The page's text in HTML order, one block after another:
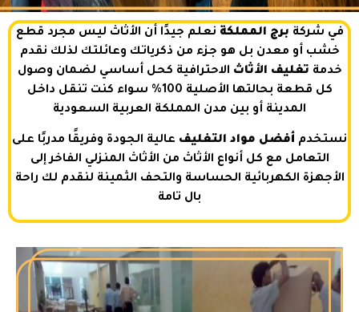
في شركة برج المملكة نعلم جيدًا أن الأثاث ليس مجرد قطع
خشب أو معدن بل هو جزء من ذكرياتك وعائلتك لذلك نقدم
خدمة تغليف الأثاث الاحترافية كحل أساسي لضمان وصول
كل قطعة بحالتها الأصلية 100% سواء كنت تنقل داخل
المدينة أو بين مدن المملكة العربية السعودية
نستخدم أفضل مواد التغليف عالية الجودة وفريقًا مدربًا على
التعامل مع كل أنواع الأثاث من الأثاث المنزلي الفاخر إلى
الأجهزة الكهربائية الحساسة والتحف الثمينة لنقدم لك راحة
بال تامة